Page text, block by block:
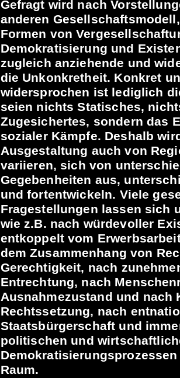
Gefragt wird nach
anderen
Formen von
Demokratisierung und
zugleich anziehende und
die Unkonkretheit. Konkret
widersprochen ist lediglich
seien nichts Statisches,
Zugesichertes, sondern das
sozialer Kämpfe. Deshalb
Ausgestaltung auch von
variieren, sich von
Gegebenheiten aus,
und fortentwickeln. Viele
Fragestellungen lassen sich
wie z.B. nach würdevoller
entkoppelt vom
dem Zusammenhang von
Gerechtigkeit, nach
Entrechtung, nach
Ausnahmezustand und nach
Rechtssetzung, nach
Staatsbürgerschaft und
politischen und
Raum.